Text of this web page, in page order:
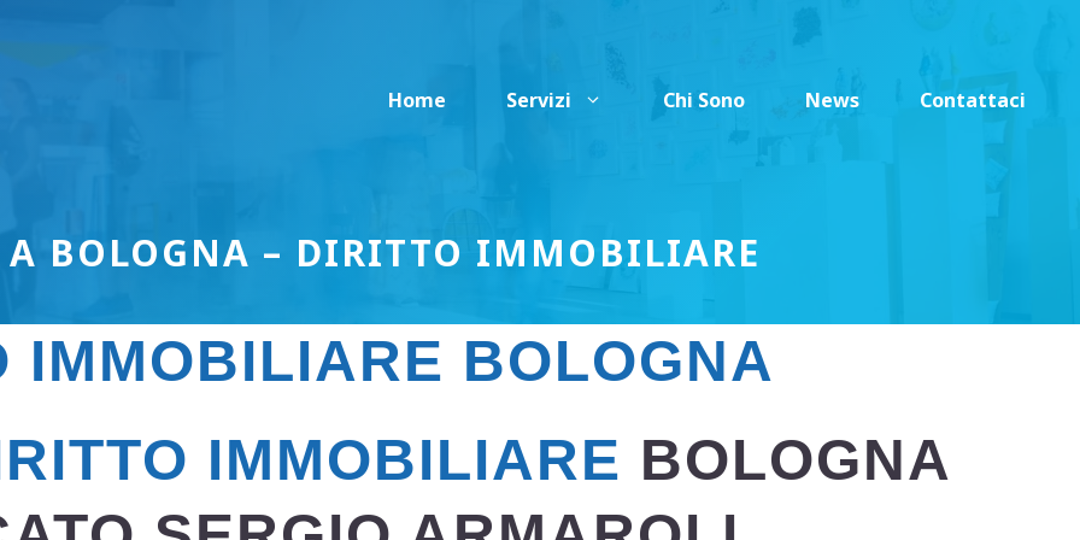
Home
Servizi Chi Sono News Contattaci
A BOLOGNA – DIRITTO IMMOBILIARE
IMMOBILIARE BOLOGNA
IMMOBILIARE BOLOGNA